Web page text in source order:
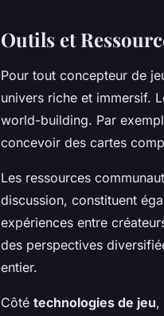
Outils et
Pour tout concepteur de
univers riche et immersif.
world-building. Par
concevoir des cartes
Les ressources
discussion, constituent
expériences entre
des perspectives
entier.
Côté technologies de jeu,